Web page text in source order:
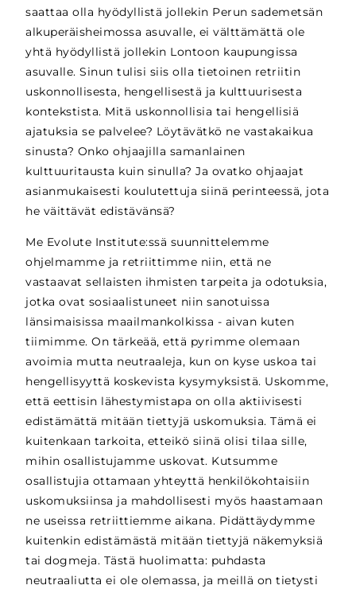
saattaa olla hyödyllistä jollekin Perun sademetsän
alkuperäisheimossa asuvalle, ei välttämättä ole
yhtä hyödyllistä jollekin Lontoon kaupungissa
asuvalle. Sinun tulisi siis olla tietoinen retriitin
uskonnollisesta, hengellisestä ja kulttuurisesta
kontekstista. Mitä uskonnollisia tai hengellisiä
ajatuksia se palvelee? Löytävätkö ne vastakaikua
sinusta? Onko ohjaajilla samanlainen
kulttuuritausta kuin sinulla? Ja ovatko ohjaajat
asianmukaisesti koulutettuja siinä perinteessä, jota
he väittävät edistävänsä?
Me Evolute Institute:ssä suunnittelemme
ohjelmamme ja retriittimme niin, että ne
vastaavat sellaisten ihmisten tarpeita ja odotuksia,
jotka ovat sosiaalistuneet niin sanotuissa
länsimaisissa maailmankolkissa - aivan kuten
tiimimme. On tärkeää, että pyrimme olemaan
avoimia mutta neutraaleja, kun on kyse uskoa tai
hengellisyyttä koskevista kysymyksistä. Uskomme,
että eettisin lähestymistapa on olla aktiivisesti
edistämättä mitään tiettyjä uskomuksia. Tämä ei
kuitenkaan tarkoita, etteikö siinä olisi tilaa sille,
mihin osallistujamme uskovat. Kutsumme
osallistujia ottamaan yhteyttä henkilökohtaisiin
uskomuksiinsa ja mahdollisesti myös haastamaan
ne useissa retriittiemme aikana. Pidättäydymme
kuitenkin edistämästä mitään tiettyjä näkemyksiä
tai dogmeja. Tästä huolimatta: puhdasta
neutraaliutta ei ole olemassa, ja meillä on tietysti